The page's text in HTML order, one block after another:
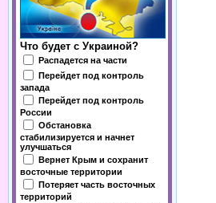
Что будет с Украиной?
Распадется на части
Перейдет под контроль
запада
Перейдет под контроль
России
Обстановка
стабилизируется и начнет
улучшаться
Вернет Крым и сохранит
восточные территории
Потеряет часть восточных
территорий